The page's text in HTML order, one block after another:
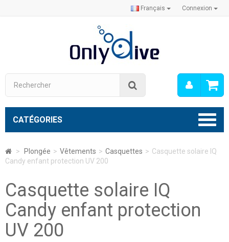
Connexion
Français
Mon
CATÉGORIES
> Plongée > Vêtements > Casquettes > Casquette solaire IQ
Candy enfant protection UV 200
Casquette solaire IQ
Candy enfant protection
UV 200